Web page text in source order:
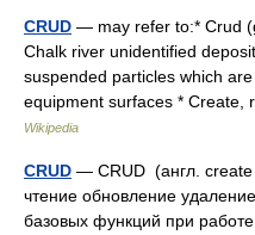
CRUD — may refer to:* Crud
Chalk river unidentified
suspended particles which
equipment surfaces *
Wikipedia
CRUD — CRUD (англ.
чтение обновление
базовых функций при